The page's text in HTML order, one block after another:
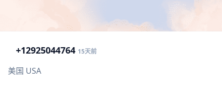
+12925044764 15天前
美国 USA